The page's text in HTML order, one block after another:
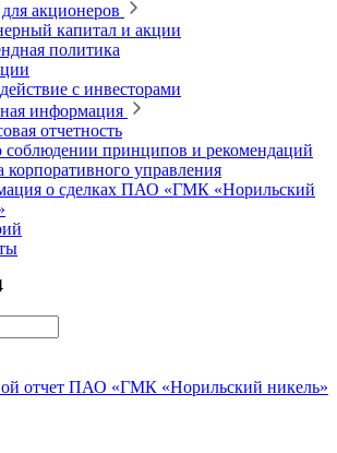
акционеров
капитал и акции
политика
с инвесторами
информация
отчетность
соблюдении принципов и рекомендаций
корпоративного управления
о сделках ПАО «ГМК «Норильский
отчет ПАО «ГМК «Норильский никель»